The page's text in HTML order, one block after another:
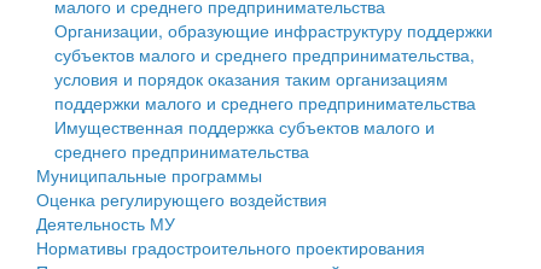
Персональные данные
Оценка регулирующего воздействия
Деятельность МУ
Нормативы градостроительного проектирования
Правила землепользования и застройки
Генеральные планы
малого и среднего предпринимательства
Организации, образующие инфраструктуру поддержки
субъектов малого и среднего предпринимательства,
условия и порядок оказания таким организациям
поддержки малого и среднего предпринимательства
Имущественная поддержка субъектов малого и
среднего предпринимательства
Муниципальные программы
Оценка регулирующего воздействия
Деятельность МУ
Нормативы градостроительного проектирования